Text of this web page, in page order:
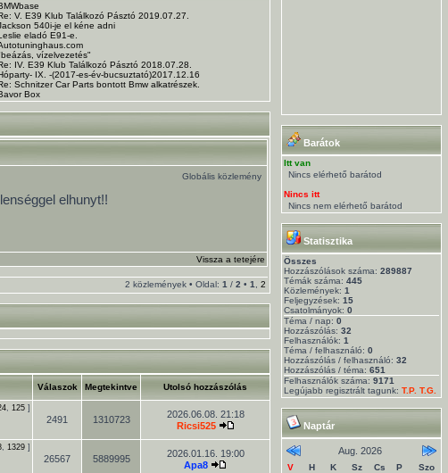
V. E39 Klub Találkozó Pásztó 2019.07.27.
540i-je el kéne adni
eladó E91-e.
vízelvezetés"
IV. E39 Klub Találkozó Pásztó 2018.07.28.
IX. -(2017-es-év-bucsuztató)2017.12.16
Schnitzer Car Parts bontott Bmw alkatrészek.
Box
Globális közlemény
elhunyt!!
Vissza a tetejére
2 közlemények • Oldal: 1 / 2 • 1 2
Válaszok Megtekintve Utolsó hozzászólás
, 125 ]
2491 1310723
2026.06.08. 21:18
Ricsi525
, 1329 ]
26567 5889995
2026.01.16. 19:00
Apa8
Barátok
Itt van
Nincs elérhető barátod
Nincs itt
Nincs nem elérhető barátod
Statisztika
Összes
Hozzászólások száma: 289887
Témák száma: 445
Közlemények: 1
Feljegyzések: 15
Csatolmányok: 0
Téma / nap: 0
Hozzászólás: 32
Felhasználók: 1
Téma / felhasználó: 0
Hozzászólás / felhasználó: 32
Hozzászólás / téma: 651
Felhasználók száma: 9171
Legújabb regisztrált tagunk: T.P. T.G.
Naptár
Aug. 2026
V H K Sz Cs P
Szo